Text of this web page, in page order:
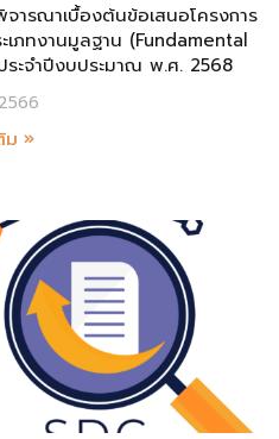
จารณาเบื้องต้นข้อเสนอโครงการ
เภทงานมูลฐาน (Fundamental
ระจำปีงบประมาณ พ.ศ. 2568
ม »